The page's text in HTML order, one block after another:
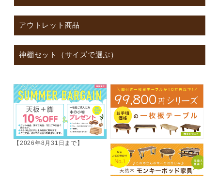
アウトレット商品
神棚セット（サイズで選ぶ）
【2026年8月31日まで】